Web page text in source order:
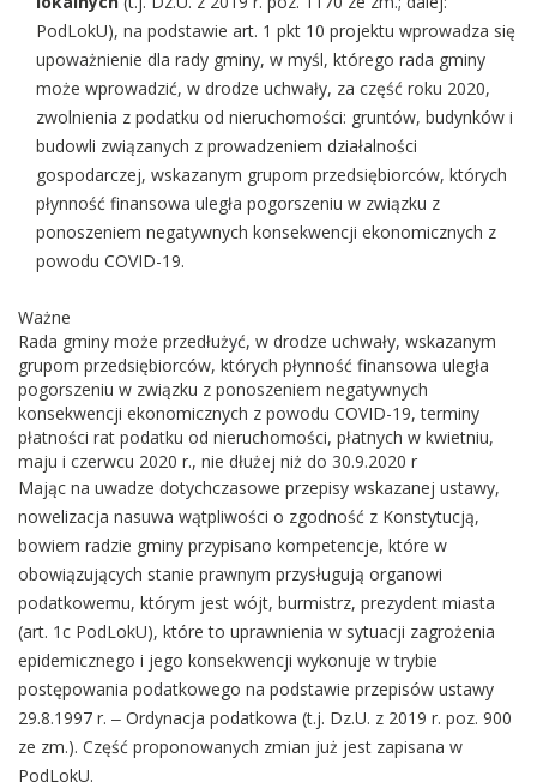
PodLokU), na podstawie art. 1 pkt 10 projektu wprowadza się
upoważnienie dla rady gminy, w myśl, którego rada gminy
może wprowadzić, w drodze uchwały, za część roku 2020,
zwolnienia z podatku od nieruchomości: gruntów, budynków i
budowli związanych z prowadzeniem działalności
gospodarczej, wskazanym grupom przedsiębiorców, których
płynność finansowa uległa pogorszeniu w związku z
ponoszeniem negatywnych konsekwencji ekonomicznych z
powodu COVID-19.
Ważne
Rada gminy może przedłużyć, w drodze uchwały, wskazanym
grupom przedsiębiorców, których płynność finansowa uległa
pogorszeniu w związku z ponoszeniem negatywnych
konsekwencji ekonomicznych z powodu COVID-19, terminy
płatności rat podatku od nieruchomości, płatnych w kwietniu,
maju i czerwcu 2020 r., nie dłużej niż do 30.9.2020 r
Mając na uwadze dotychczasowe przepisy wskazanej ustawy,
nowelizacja nasuwa wątpliwości o zgodność z Konstytucją,
bowiem radzie gminy przypisano kompetencje, które w
obowiązujących stanie prawnym przysługują organowi
podatkowemu, którym jest wójt, burmistrz, prezydent miasta
(art. 1c PodLokU), które to uprawnienia w sytuacji zagrożenia
epidemicznego i jego konsekwencji wykonuje w trybie
postępowania podatkowego na podstawie przepisów ustawy
29.8.1997 r. ‒ Ordynacja podatkowa (t.j. Dz.U. z 2019 r. poz. 900
ze zm.). Część proponowanych zmian już jest zapisana w
PodLokU.